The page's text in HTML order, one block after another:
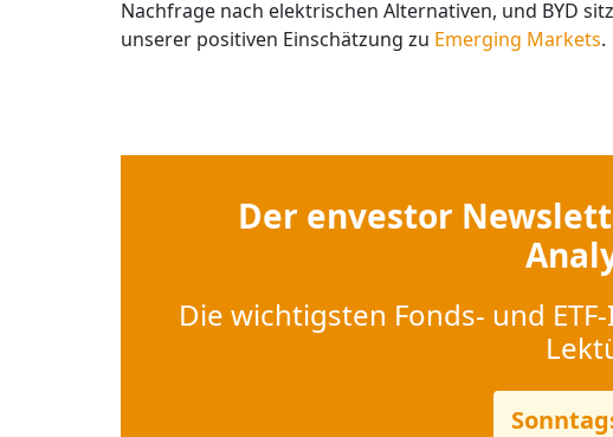
Nachfrage nach elektrischen Alternativen, und BYD
unserer positiven Einschätzung zu Emerging Markets.
Der envestor
Die wichtigsten Fonds- und